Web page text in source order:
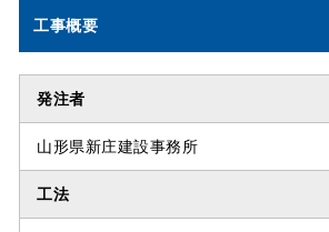
工事概要
発注者
山形県新庄建設事務所
工法